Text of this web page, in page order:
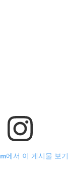
에서 이 게시물 보기